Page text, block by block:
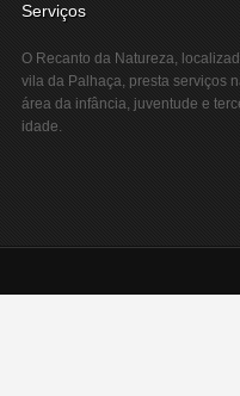
Serviços
O Recanto da Natureza,
vila da Palhaça, presta serviços
área da infância, juventude e
idade.